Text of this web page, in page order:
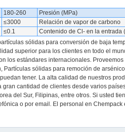
180-260 Presión (MPa)
≤3000 Relación de vapor de carbono
≤0.1 Contenido de Cl- en la entrada
sólidas para conversión de baja
superior para los clientes en todo el
los estándares internacionales.
sólidas para remoción de
tener. La alta calidad de nuestros
cantidad de clientes desde varios
del Sur, Filipinas, entre otros. Si usted
o por email. El personal en